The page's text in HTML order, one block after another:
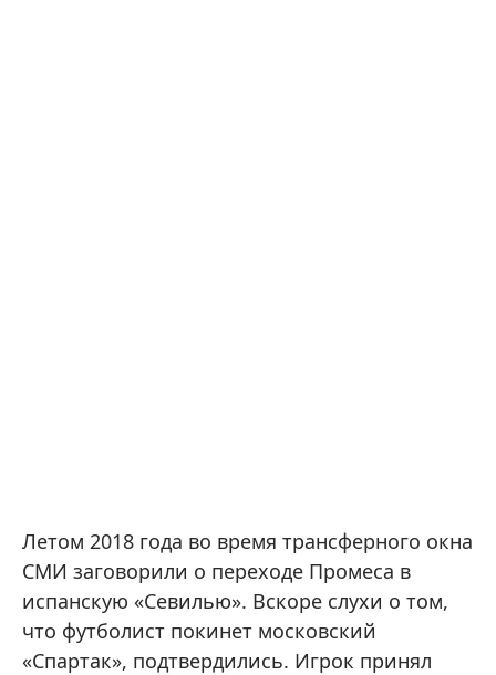
Летом 2018 года во время трансферного окна
СМИ заговорили о переходе Промеса в
испанскую «Севилью». Вскоре слухи о том,
что футболист покинет московский
«Спартак», подтвердились. Игрок принял